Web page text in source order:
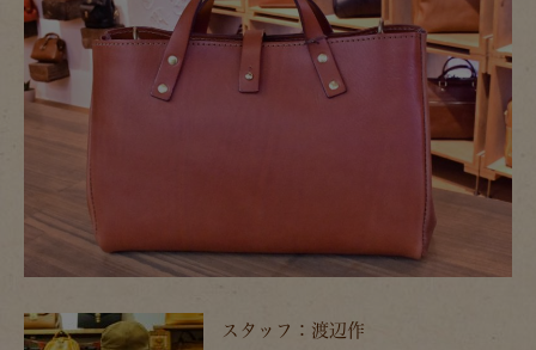
スタッフ：渡辺作